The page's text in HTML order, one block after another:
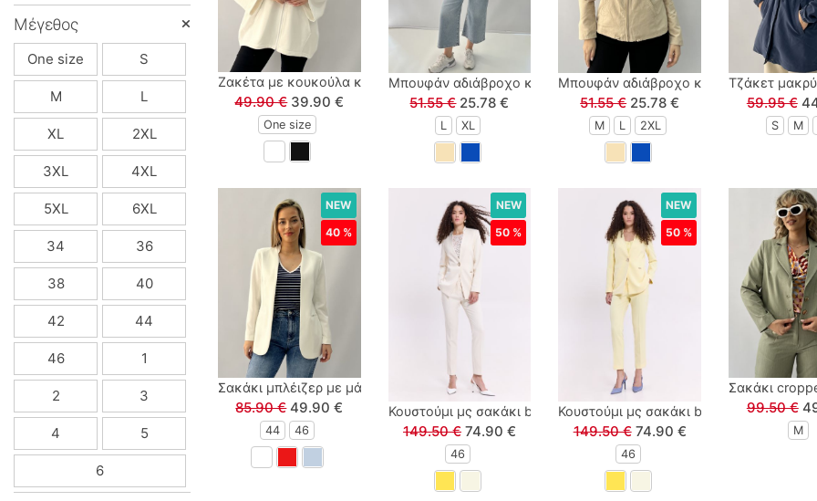
Μέγεθος
One size S
M L
XL 2XL
3XL 4XL
5XL 6XL
34 36
38 40
42 44
46 1
2 3
4 5
6
Ζακέτα με κουκούλα και τσέπες λευκό
49.90 € 39.90 €
One size
Μπουφάν αδιάβροχο κοντό με κουκούλα και τσέπες μπλε
51.55 € 25.78 €
L XL
Μπουφάν αδιάβροχο κοντό με
51.55 € 25.78 €
M L 2XL
Τζάκετ
59.95 €
S M
Σακάκι μπλέιζερ με μάο γιακά λευκό
85.90 € 49.90 €
44 46
NEW
40 %
Κουστούμι μς σακάκι blazzer και χρυσό κουμπί εκρού
149.50 € 74.90 €
46
NEW
50 %
Κουστούμι μς σακάκι blazzer και χρυσό
149.50 € 74.90 €
46
NEW
50 %
Σακάκι
99.50 €
M
Lamour
Linverno Knitwear
Lonome
Losan
Losan Kids
M & S
MARIO ALESSANDRO
Paco
Paul Christophe
Polo Club
Prod